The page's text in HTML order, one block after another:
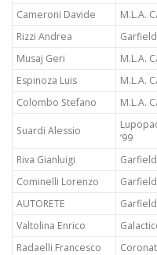
Cameroni Davide
M.L.A.
Rizzi Andrea
Garfield
Musaj Geri
M.L.A.
Espinoza Luis
M.L.A.
Colombo Stefano
M.L.A.
Suardi Alessio
’99
Riva Gianluigi Garfield
Cominelli Lorenzo
Garfield
AUTORETE
Garfield
Valtolina Enrico
Radaelli Francesco